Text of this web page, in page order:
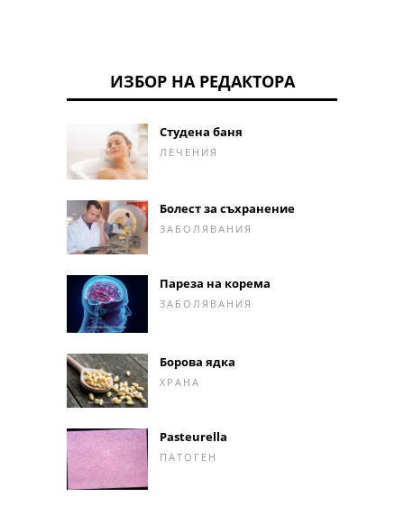
ИЗБОР НА РЕДАКТОРА
Студена баня
ЛЕЧЕНИЯ
Болест за съхранение
ЗАБОЛЯВАНИЯ
Пареза на корема
ЗАБОЛЯВАНИЯ
Борова ядка
ХРАНА
Pasteurella
ПАТОГЕН